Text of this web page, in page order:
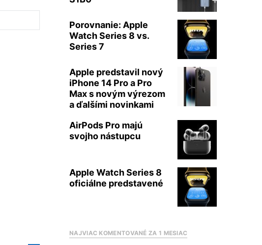
Porovnanie: Apple
Watch Series 8 vs.
Series 7
Apple predstavil nový
iPhone 14 Pro a Pro
Max s novým výrezom
a ďalšími novinkami
AirPods Pro majú
svojho nástupcu
Apple Watch Series 8
oficiálne predstavené
NAJVIAC KOMENTOVANÉ ZA 1 MESIAC